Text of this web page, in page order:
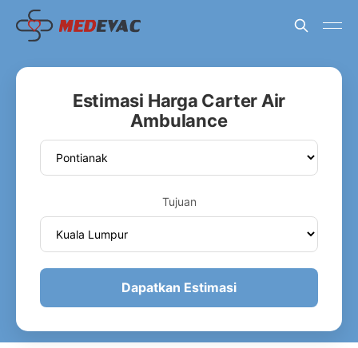
Estimasi Harga Carter Air
Ambulance
Tujuan
Dapatkan Estimasi